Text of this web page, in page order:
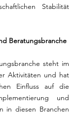
Stabilität
Beratungsbranche
steht im
Aktivitäten und hat
Einfluss auf die
und
in diesen Branchen